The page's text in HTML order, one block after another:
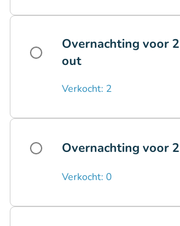
Overnachting voor
out
Verkocht: 2
Overnachting voor
Verkocht: 0